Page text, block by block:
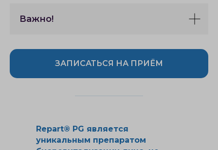
Важно!
ЗАПИСАТЬСЯ НА ПРИЁМ
Repart® PG является
уникальным препаратом